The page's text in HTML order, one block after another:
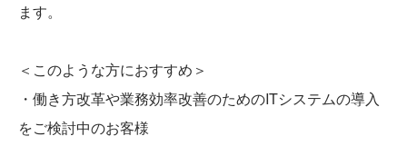
ます。
＜このような方におすすめ＞
・働き方改革や業務効率改善のためのITシステムの導入
をご検討中のお客様